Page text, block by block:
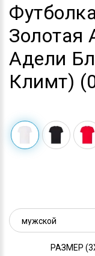
Золотая
Адели
Климт)
РАЗМЕР